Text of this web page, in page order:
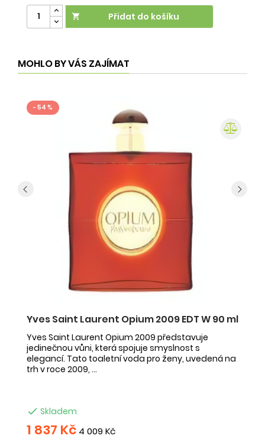
 Přidat do košíku
MOHLO BY VÁS ZAJÍMAT
- 54 %
Yves Saint Laurent Opium 2009 EDT W 90 ml
Yves Saint Laurent Opium 2009 představuje
jedinečnou vůni, která spojuje smyslnost s
elegancí. Tato toaletní voda pro ženy, uvedená na
trh v roce 2009, ...
 Skladem
1 837 Kč 4 009 Kč